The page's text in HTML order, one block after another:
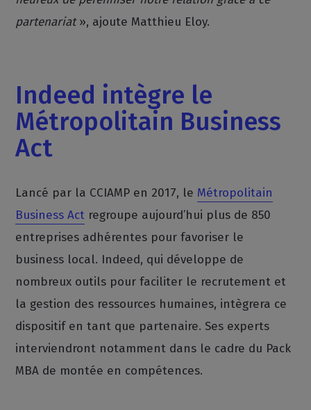
partenariat», ajoute Matthieu Eloy.
Indeed intègre le
Métropolitain Business
Act
Lancé par la CCIAMP en 2017, le Métropolitain
Business Act regroupe aujourd’hui plus de 850
entreprises adhérentes pour favoriser le
business local. Indeed, qui développe de
nombreux outils pour faciliter le recrutement et
la gestion des ressources humaines, intègrera ce
dispositif en tant que partenaire. Ses experts
interviendront notamment dans le cadre du Pack
MBA de montée en compétences.